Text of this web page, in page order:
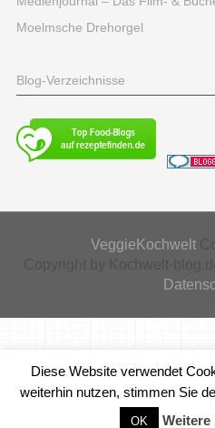
Moelmsche Drehorgel
Blog-Verzeichnisse
VeggieKochwelt
Diese Website verwendet
weiterhin nutzen, stimmen Sie
OK Weitere